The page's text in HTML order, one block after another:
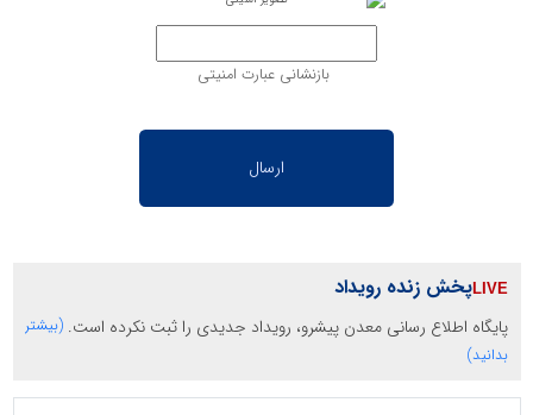
بازنشانی عبارت امنیتی
پخش زنده رویداد
پایگاه اطلاع رسانی معدن پیشرو، رویداد جدیدی را ثبت نکرده است. (بیشتر
بدانید)